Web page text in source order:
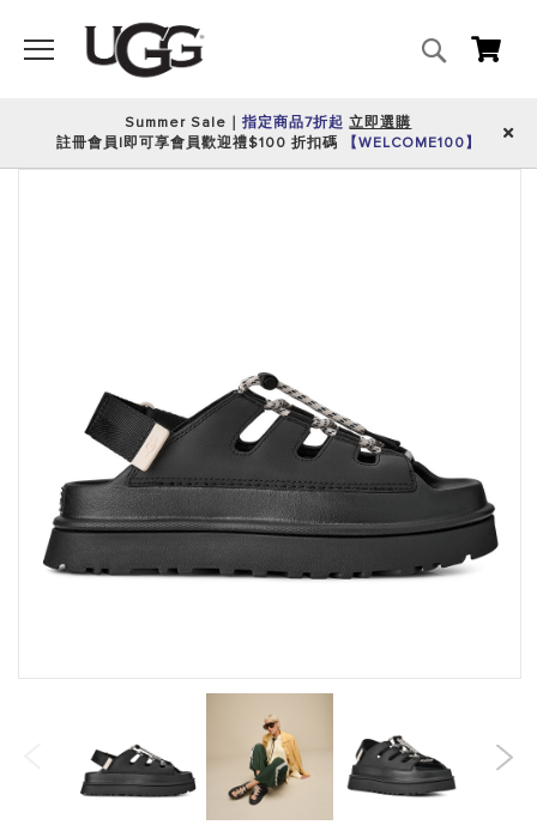
搜
我
Summer Sale｜指定商品7折起立即選購
註冊會員|即可享會員歡迎禮$100 折扣碼
【WELCOME100】